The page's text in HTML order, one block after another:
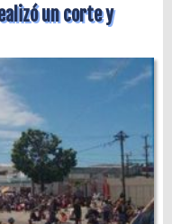
un corte y